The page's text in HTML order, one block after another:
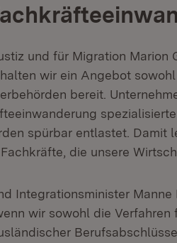
und für Migration Marion
wir ein Angebot
bereit.
spürbar entlastet. Damit
die unsere
Integrationsminister
wir sowohl die